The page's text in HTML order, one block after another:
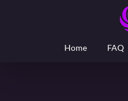
Home FAQ